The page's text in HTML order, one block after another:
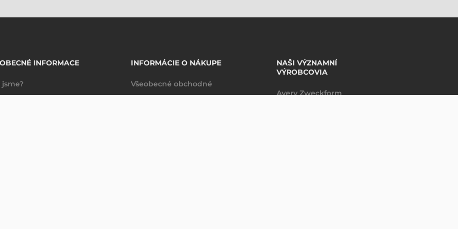
INFORMACE
jsme?
INFORMÁCIE O NÁKUPE
Všeobecné obchodné
NAŠI VÝZNAMNÍ
VÝROBCOVIA
Avery Zweckform